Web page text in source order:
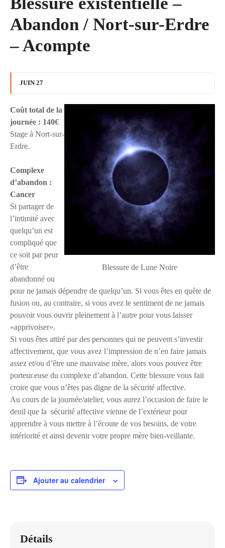
Abandon / Nort-sur-Erdre
– Acompte
JUIN 27
Blessure de Lune Noire
Coût total de la
journée : 140€
Stage à Nort-sur-
Erdre.
Complexe
d’abandon :
Cancer
Si partager de
l’intimité avec
quelqu’un est
compliqué que
ce soit par peur
d’être
abandonné ou
pour ne jamais dépendre de quelqu’un. Si vous êtes en quête de
fusion ou, au contraire, si vous avez le sentiment de ne jamais
pouvoir vous ouvrir pleinement à l’autre pour vous laisser
«apprivoiser».
Si vous êtes attiré par des personnes qui ne peuvent s’investir
affectivement, que vous avez l’impression de n’en faire jamais
assez et/ou d’être une mauvaise mère, alors vous pouvez être
porteur.euse du complexe d’abandon. Cette blessure vous fait
croire que vous n’êtes pas digne de la sécurité affective.
Au cours de la journée/atelier, vous aurez l’occasion de faire le
deuil que la sécurité affective vienne de l’extérieur pour
apprendre à vous mettre à l’écoute de vos besoins, de votre
intériorité et ainsi devenir votre propre mère bien-veillante.
Ajouter au calendrier
Détails